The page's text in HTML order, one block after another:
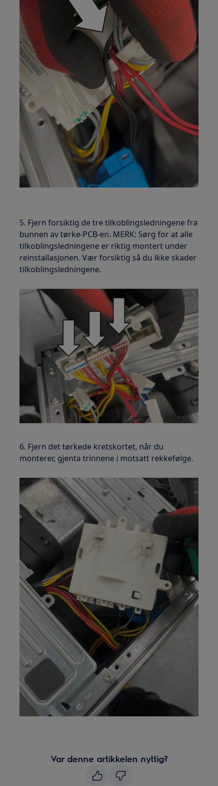
5. Fjern forsiktig de tre tilkoblingsledningene fra
bunnen av tørke-PCB-en. MERK: Sørg for at alle
tilkoblingsledningene er riktig montert under
reinstallasjonen. Vær forsiktig så du ikke skader
tilkoblingsledningene.
6. Fjern det tørkede kretskortet, når du
monterer, gjenta trinnene i motsatt rekkefølge.
Var denne artikkelen nyttig?